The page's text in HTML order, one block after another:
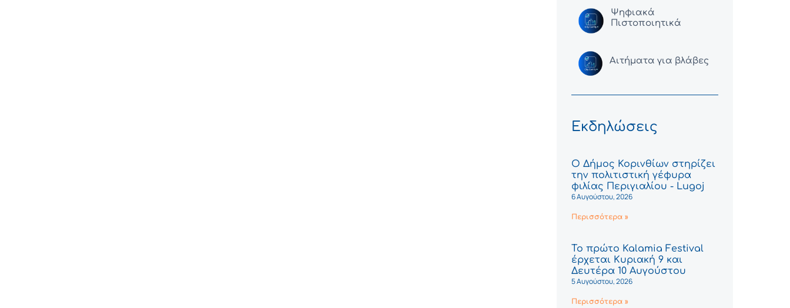
Ψηφιακά
Πιστοποιητικά
Αιτήματα για βλάβες
Εκδηλώσεις
Ο Δήμος Κορινθίων στηρίζει
την πολιτιστική γέφυρα
φιλίας Περιγιαλίου - Lugoj
6 Αυγούστου, 2026
Περισσότερα »
Το πρώτο Kalamia Festival
έρχεται Κυριακή 9 και
Δευτέρα 10 Αυγούστου
5 Αυγούστου, 2026
Περισσότερα »